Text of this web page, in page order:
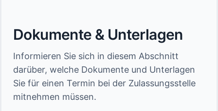
Dokumente & Unterlagen
Informieren Sie sich in diesem Abschnitt
darüber, welche Dokumente und Unterlagen
Sie für einen Termin bei der Zulassungsstelle
mitnehmen müssen.